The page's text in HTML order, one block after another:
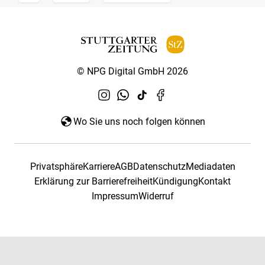
© NPG Digital GmbH 2026
Wo Sie uns noch folgen können
PrivatsphäreKarriereAGBDatenschutzMediadaten
Erklärung zur BarrierefreiheitKündigungKontakt
ImpressumWiderruf